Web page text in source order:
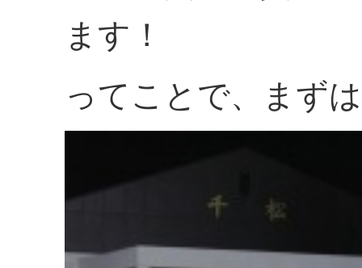
ます！
ってことで、まず